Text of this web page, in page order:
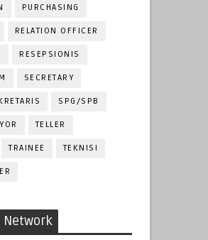
PURCHASING
RELATION OFFICER
RESEPSIONIS
SECRETARY
SPG/SPB
TELLER
TRAINEE TEKNISI
Network